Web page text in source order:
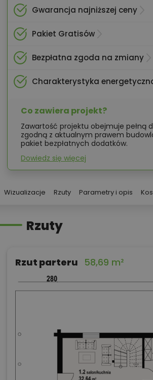
Gwarancja najniższej ceny
Pakiet Gratisów
Bezpłatna zgoda na zmiany
Charakterystyka
Co zawiera projekt?
Zawartość projektu obejmuje pełną
zgodną z aktualnym prawem
pakiet bezpłatnych dodatków.
Dowiedz się więcej
Wizualizacje Rzuty Parametry i opis
Rzuty
Rzut parteru 58,69 m²